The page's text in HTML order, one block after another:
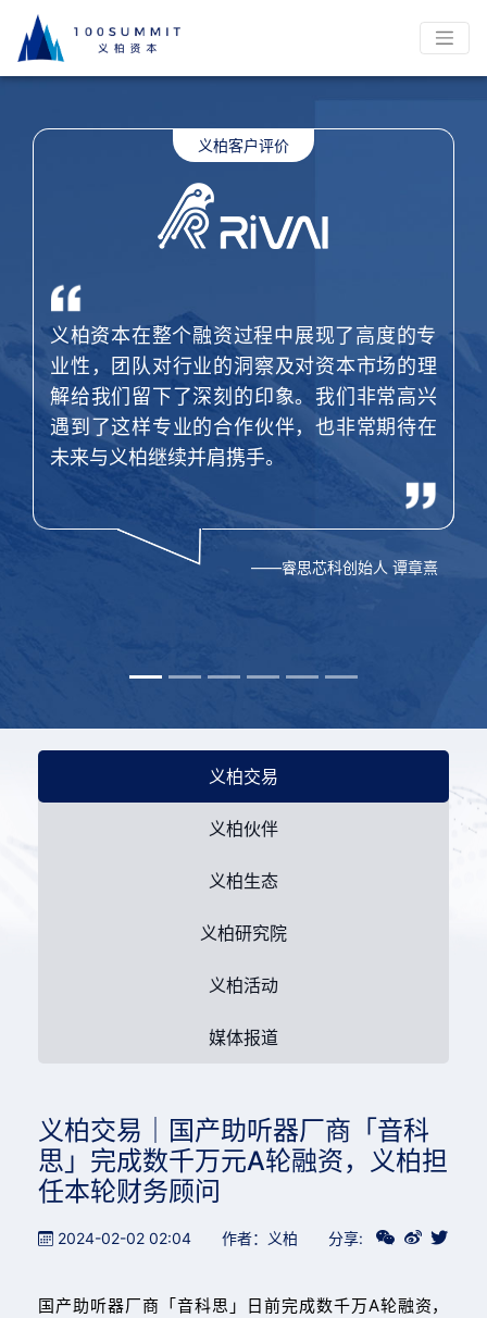
义柏资本在整个融资过程中展现了高度的专
业性，团队对行业的洞察及对资本市场的理
解给我们留下了深刻的印象。我们非常高兴
遇到了这样专业的合作伙伴，也非常期待在
未来与义柏继续并肩携手。
——睿思芯科创始人 谭章熹
义柏交易
义柏伙伴
义柏生态
义柏研究院
义柏活动
媒体报道
义柏交易｜国产助听器厂商「音科
思」完成数千万元A轮融资，义柏担
任本轮财务顾问
2024-02-02 02:04 作者：义柏 分享:
国产助听器厂商「音科思」日前完成数千万A轮融资，